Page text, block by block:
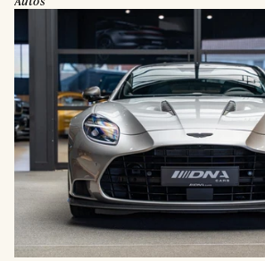
'Carspotting City' genoemd. Het beroemde
Naarderstraat, Torenlaan, Brink en
Nispenstraat samenkomen, is inmiddels
pelgrimsplek voor autoliefhebbers uit het hele